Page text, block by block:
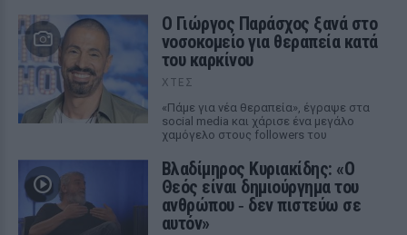
O Γιώργος Παράσχος ξανά στο
νοσοκομείο για θεραπεία κατά
του καρκίνου
ΧΤΕΣ
«Πάμε για νέα θεραπεία», έγραψε στα
social media και χάρισε ένα μεγάλο
χαμόγελο στους followers του
Βλαδίμηρος Κυριακίδης: «Ο
Θεός είναι δημιούργημα του
ανθρώπου ‑ δεν πιστεύω σε
αυτόν»